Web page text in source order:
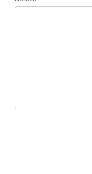
Contact